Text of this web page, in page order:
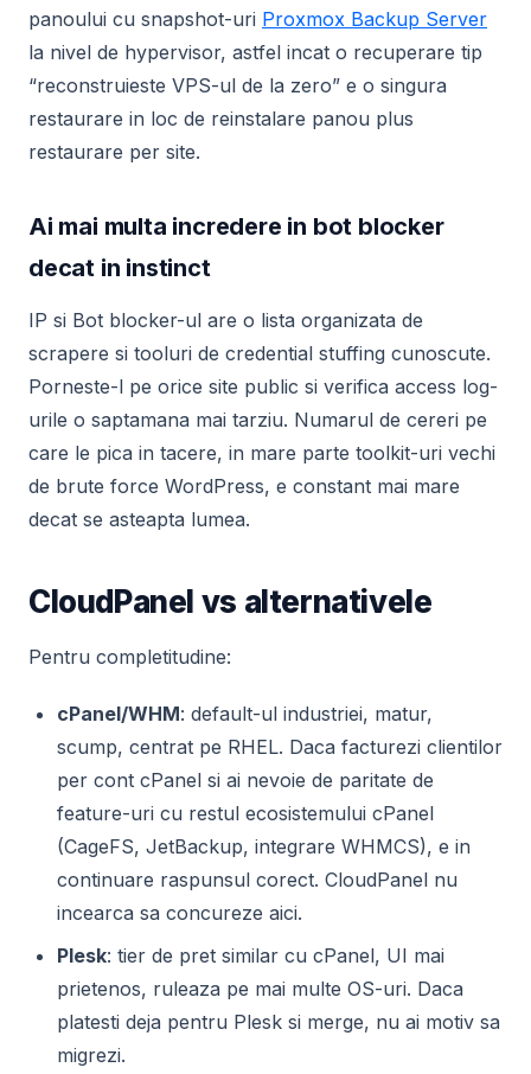
panoului cu snapshot-uri Proxmox Backup Server
la nivel de hypervisor, astfel incat o recuperare tip
“reconstruieste VPS-ul de la zero” e o singura
restaurare in loc de reinstalare panou plus
restaurare per site.
Ai mai multa incredere in bot blocker
decat in instinct
IP si Bot blocker-ul are o lista organizata de
scrapere si tooluri de credential stuffing cunoscute.
Porneste-l pe orice site public si verifica access log-
urile o saptamana mai tarziu. Numarul de cereri pe
care le pica in tacere, in mare parte toolkit-uri vechi
de brute force WordPress, e constant mai mare
decat se asteapta lumea.
CloudPanel vs alternativele
Pentru completitudine:
cPanel/WHM: default-ul industriei, matur,
scump, centrat pe RHEL. Daca facturezi clientilor
per cont cPanel si ai nevoie de paritate de
feature-uri cu restul ecosistemului cPanel
(CageFS, JetBackup, integrare WHMCS), e in
continuare raspunsul corect. CloudPanel nu
incearca sa concureze aici.
Plesk: tier de pret similar cu cPanel, UI mai
prietenos, ruleaza pe mai multe OS-uri. Daca
platesti deja pentru Plesk si merge, nu ai motiv sa
migrezi.